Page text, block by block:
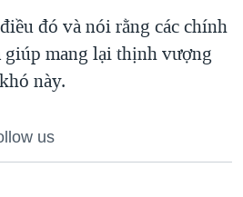
đó và nói rằng các chính
giúp mang lại thịnh vượng
này.
us